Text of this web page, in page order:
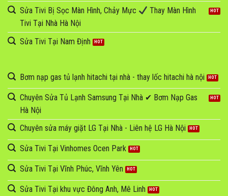
Sửa Tivi Bị Sọc Màn Hình, Chảy Mực
Thay Màn Hình
Tivi Tại Nhà Hà Nội
Sửa Tivi Tại Nam Định
Bơm nạp gas tủ lạnh hitachi tại nhà - thay lốc hitachi hà nội
Chuyên Sửa Tủ Lạnh Samsung Tại Nhà ✔ Bơm Nạp Gas
Hà Nội
Chuyên sửa máy giặt LG Tại Nhà - Liên hệ LG Hà Nội
Sửa Tivi Tại Vinhomes Ocen Park
Sửa Tivi Tại Vĩnh Phúc, Vĩnh Yên
Sửa Tivi Tại khu vực Đông Anh, Mê Linh